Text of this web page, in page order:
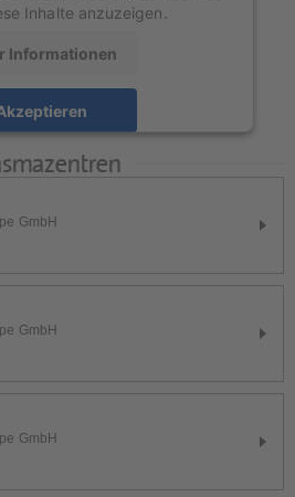
Inhalte anzuzeigen.
Informationen
Consent Management
Platform
GmbH
GmbH
GmbH